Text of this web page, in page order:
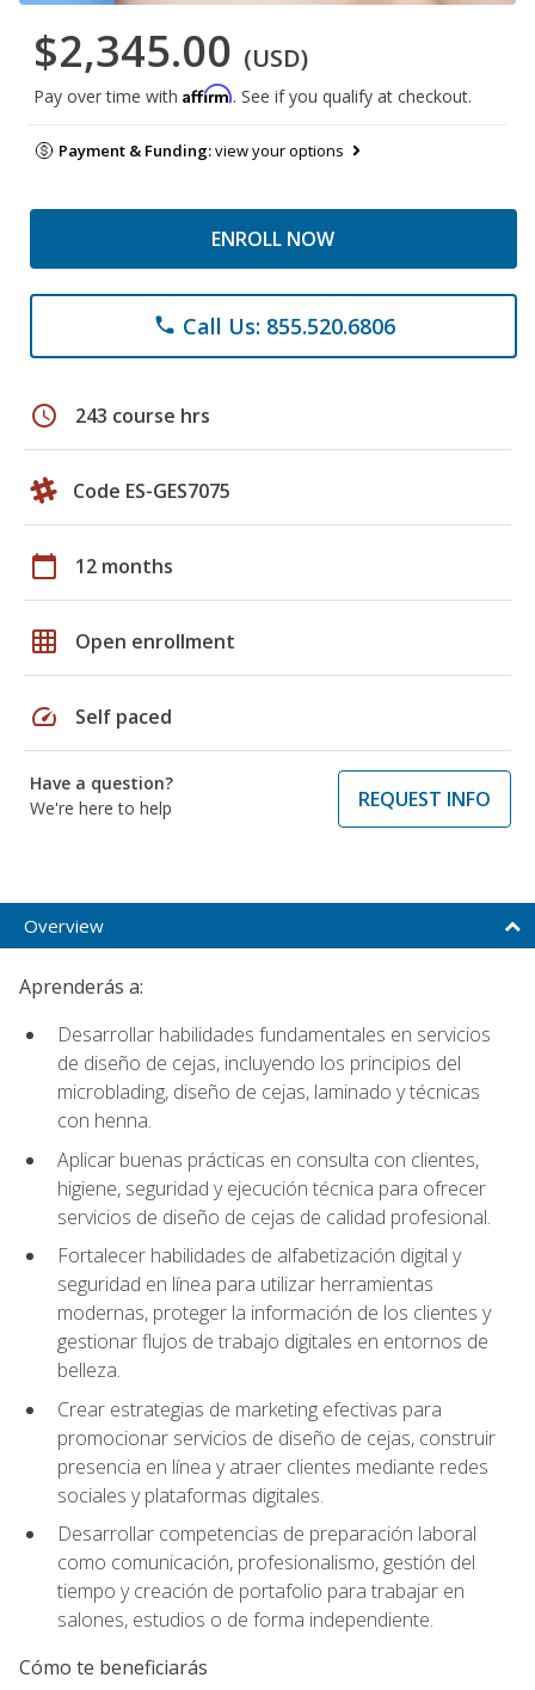
$2,345.00 (USD)
Pay over time with Affirm. See if you qualify at checkout.
Payment & Funding:view your options
ENROLL NOW
phone Call Us: 855.520.6806
schedule 243 course hrs
Code ES-GES7075
calendar_today 12 months
grid_on Open enrollment
speed Self paced
Have a question?
We're here to help
REQUEST INFO
Overview
Aprenderás a:
Desarrollar habilidades fundamentales en servicios
de diseño de cejas, incluyendo los principios del
microblading, diseño de cejas, laminado y técnicas
con henna.
Aplicar buenas prácticas en consulta con clientes,
higiene, seguridad y ejecución técnica para ofrecer
servicios de diseño de cejas de calidad profesional.
Fortalecer habilidades de alfabetización digital y
seguridad en línea para utilizar herramientas
modernas, proteger la información de los clientes y
gestionar flujos de trabajo digitales en entornos de
belleza.
Crear estrategias de marketing efectivas para
promocionar servicios de diseño de cejas, construir
presencia en línea y atraer clientes mediante redes
sociales y plataformas digitales.
Desarrollar competencias de preparación laboral
como comunicación, profesionalismo, gestión del
tiempo y creación de portafolio para trabajar en
salones, estudios o de forma independiente.
Cómo te beneficiarás